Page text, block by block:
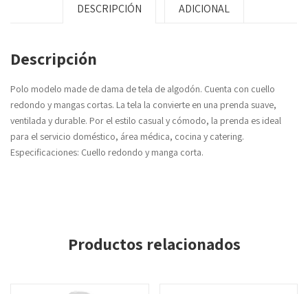
DESCRIPCIÓN ADICIONAL
Descripción
Polo modelo made de dama de tela de algodón. Cuenta con cuello
redondo y mangas cortas. La tela la convierte en una prenda suave,
ventilada y durable. Por el estilo casual y cómodo, la prenda es ideal
para el servicio doméstico, área médica, cocina y catering.
Especificaciones: Cuello redondo y manga corta.
Productos relacionados